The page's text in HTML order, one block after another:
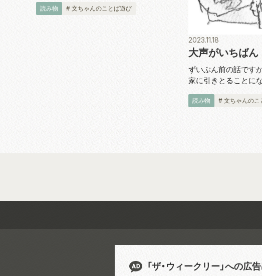
より、謎なぞ、尻とり、語呂あわせ、替え
読み物 # 文ちゃんのことば遊び
大声がいちばん
ずいぶん前の話です
家に引きとることに
える。さぁ、どう対応
読み物 # 文ちゃんのこ
2023.11.18
「ザ・ウィークリー」への広